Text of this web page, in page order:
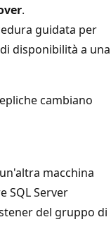
.
guidata per
disponibilità a una
cambiano
macchina
SQL Server
del gruppo di